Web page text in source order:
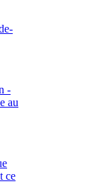
-
au
ce